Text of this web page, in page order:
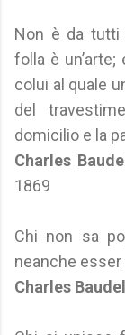
Non è da tutti
folla è
colui al quale
del
domicilio e la
Charles
1869
Chi non sa
neanche
Charles